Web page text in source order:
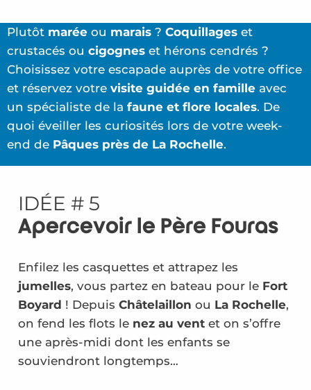
Plutôt marée ou marais ? Coquillages et
crustacés ou cigognes et hérons cendrés ?
Choisissez votre escapade auprès de votre office
et réservez votre visite guidée en famille avec
un spécialiste de la faune et flore locales. De
quoi éveiller les curiosités lors de votre week-
end de Pâques près de La Rochelle.
IDÉE # 5
Apercevoir le Père Fouras
Enfilez les casquettes et attrapez les
jumelles, vous partez en bateau pour le Fort
Boyard ! Depuis Châtelaillon ou La Rochelle,
on fend les flots le nez au ventet on s’offre
une après-midi dont les enfants se
souviendront longtemps…